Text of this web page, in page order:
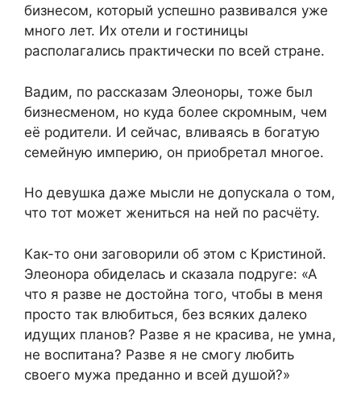
бизнесом, который успешно развивался уже
много лет. Их отели и гостиницы
располагались практически по всей стране.
Вадим, по рассказам Элеоноры, тоже был
бизнесменом, но куда более скромным, чем
её родители. И сейчас, вливаясь в богатую
семейную империю, он приобретал многое.
Но девушка даже мысли не допускала о том,
что тот может жениться на ней по расчёту.
Как-то они заговорили об этом с Кристиной.
Элеонора обиделась и сказала подруге: «А
что я разве не достойна того, чтобы в меня
просто так влюбиться, без всяких далеко
идущих планов? Разве я не красива, не умна,
не воспитана? Разве я не смогу любить
своего мужа преданно и всей душой?»